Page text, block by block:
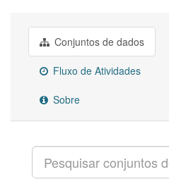
Conjuntos de dados
Fluxo de Atividades
Sobre